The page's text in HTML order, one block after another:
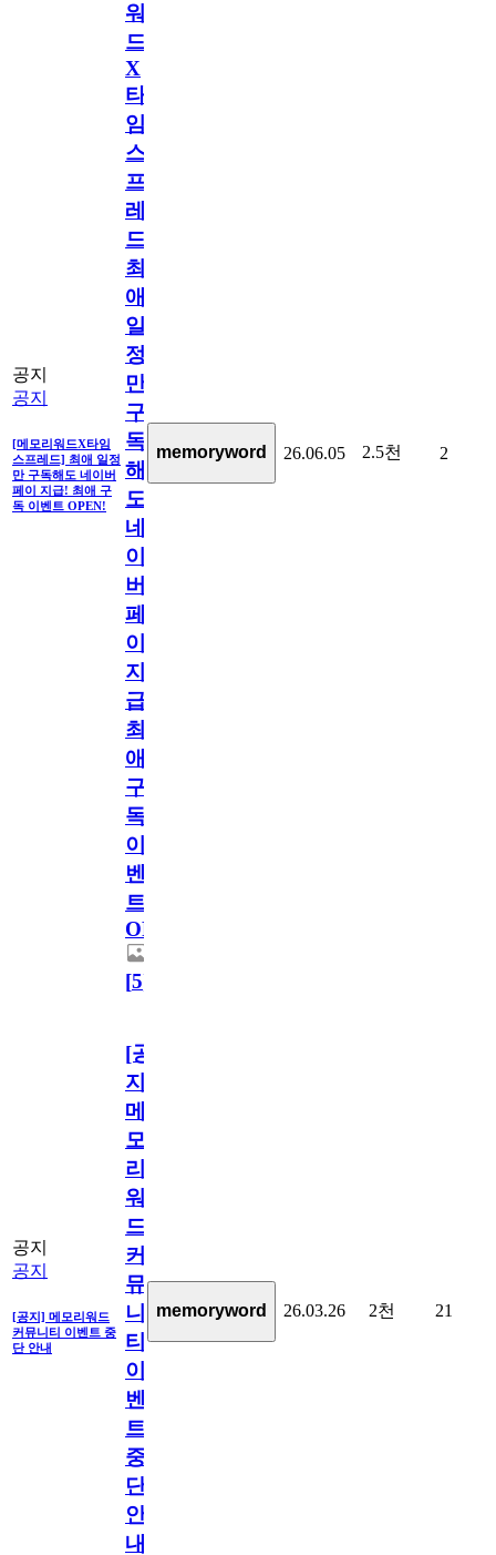
공지
공지
[메모리워드X타임
스프레드] 최애 일정
만 구독해도 네이버
페이 지급! 최애 구
독 이벤트 OPEN!
워
드
X
타
임
스
프
레
드]
최
애
일
정
만
구
독
해
도
네
이
버
페
이
지
급!
최
애
구
독
이
벤
트
OPEN!
[5]
memoryword 26.06.05 2.5천 2
공지
공지
[공지] 메모리워드
커뮤니티 이벤트 중
단 안내
[공
지]
메
모
리
워
드
커
뮤
니
티
이
벤
트
중
단
안
내
memoryword 26.03.26 2천 21